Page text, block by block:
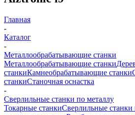
Главная
-
Каталог
-
Металлообрабатывающие станки
Металлообрабатывающие станки
станкиКамнеобрабатывающие станки
станкиСтаночная оснастка
-
Сверлильные станки по металлу
Токарные станкиСверлильные станки